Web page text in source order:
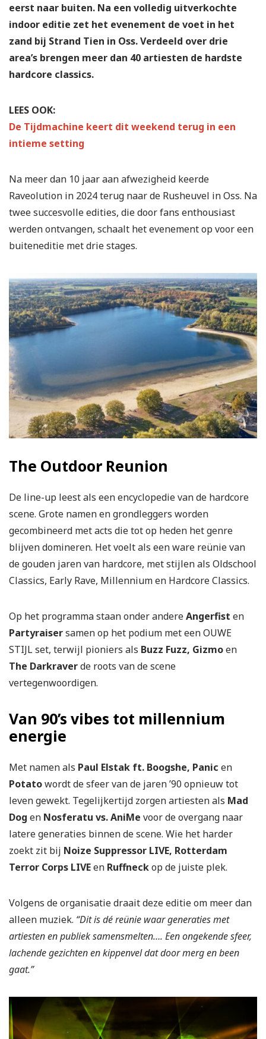
eerst naar buiten. Na een volledig uitverkochte
indoor editie zet het evenement de voet in het
zand bij Strand Tien in Oss. Verdeeld over drie
area’s brengen meer dan 40 artiesten de hardste
hardcore classics.
LEES OOK:
De Tijdmachine keert dit weekend terug in een
intieme setting
Na meer dan 10 jaar aan afwezigheid keerde
Raveolution in 2024 terug naar de Rusheuvel in Oss. Na
twee succesvolle edities, die door fans enthousiast
werden ontvangen, schaalt het evenement op voor een
buiteneditie met drie stages.
The Outdoor Reunion
De line-up leest als een encyclopedie van de hardcore
scene. Grote namen en grondleggers worden
gecombineerd met acts die tot op heden het genre
blijven domineren. Het voelt als een ware reünie van
de gouden jaren van hardcore, met stijlen als Oldschool
Classics, Early Rave, Millennium en Hardcore Classics.
Op het programma staan onder andereAngerfist en
Partyraisersamen op het podium met een OUWE
STIJL set, terwijl pioniers als Buzz Fuzz, Gizmoen
The Darkraverde roots van de scene
vertegenwoordigen.
Van 90’s vibes tot millennium
energie
Met namen als Paul Elstak ft. Boogshe, Panic en
Potatowordt de sfeer van de jaren ’90 opnieuw tot
leven gewekt. Tegelijkertijd zorgen artiesten als Mad
Dog en Nosferatu vs. AniMe voor de overgang naar
latere generaties binnen de scene. Wie het harder
zoekt zit bij Noize Suppressor LIVE, Rotterdam
Terror Corps LIVEen Ruffneckop de juiste plek.
Volgens de organisatie draait deze editie om meer dan
alleen muziek. “Dit is dé reünie waar generaties met
artiesten en publiek samensmelten…. Een ongekende sfeer,
lachende gezichten en kippenvel dat door merg en been
gaat.”